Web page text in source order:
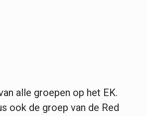
alle groepen op het EK.
ook de groep van de Red